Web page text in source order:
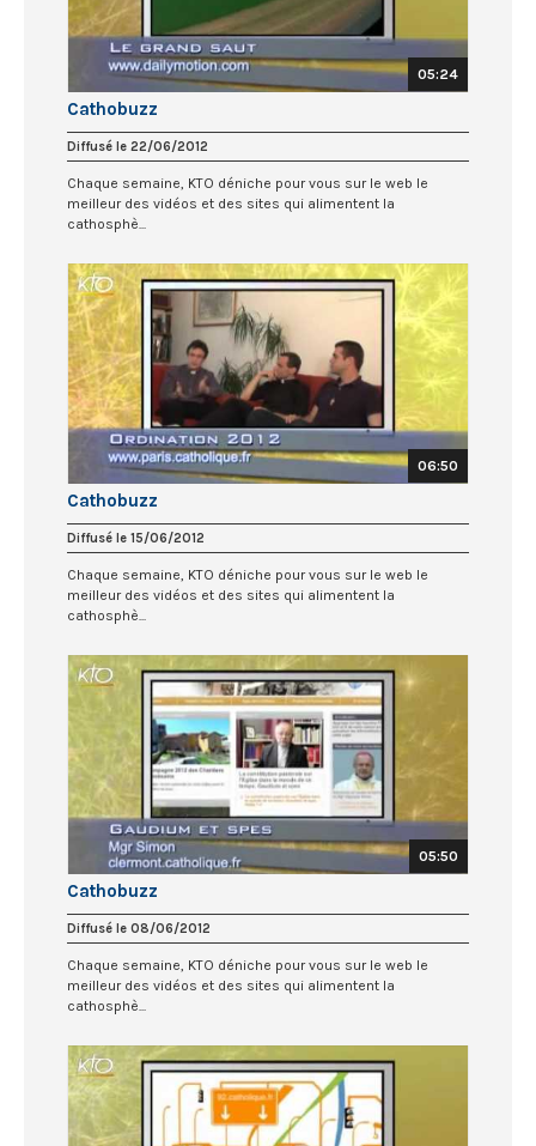
05:24
Cathobuzz
Diffusé le 22/06/2012
Chaque semaine, KTO déniche pour vous sur le web le
meilleur des vidéos et des sites qui alimentent la
cathosphè...
06:50
Cathobuzz
Diffusé le 15/06/2012
Chaque semaine, KTO déniche pour vous sur le web le
meilleur des vidéos et des sites qui alimentent la
cathosphè...
05:50
Cathobuzz
Diffusé le 08/06/2012
Chaque semaine, KTO déniche pour vous sur le web le
meilleur des vidéos et des sites qui alimentent la
cathosphè...